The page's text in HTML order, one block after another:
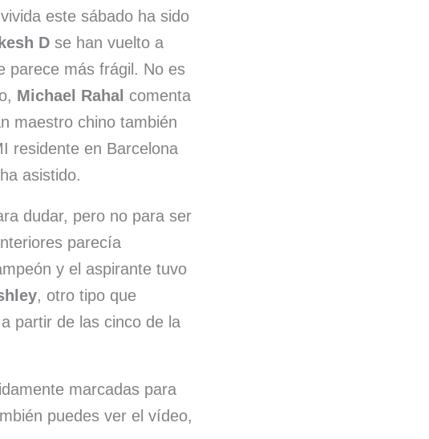
este sábado ha sido
D se han vuelto a
parece más frágil. No es
Michael Rahal comenta
maestro chino también
residente en Barcelona
asistido.
dudar, pero no para ser
parecía
y el aspirante tuvo
, otro tipo que
partir de las cinco de la
marcadas para
puedes ver el vídeo,